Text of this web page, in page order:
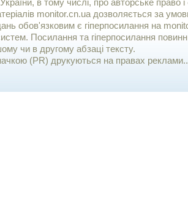
в тому числі, про авторське право і
monitor.cn.ua дозволяється за
обов'язковим є гiперпосилання на
Посилання та гіперпосилання
чи в другому абзаці тексту.
(PR) друкуються на правах реклами..